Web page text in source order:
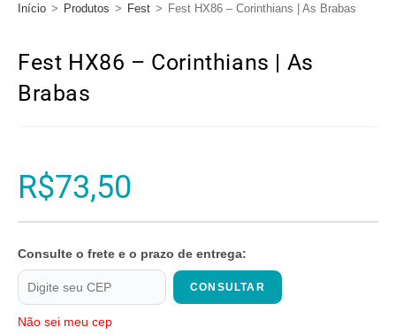
Início > Produtos > Fest > Fest HX86 – Corinthians | As Brabas
Fest HX86 – Corinthians | As
Brabas
R$73,50
Consulte o frete e o prazo de entrega:
CONSULTAR
Não sei meu cep